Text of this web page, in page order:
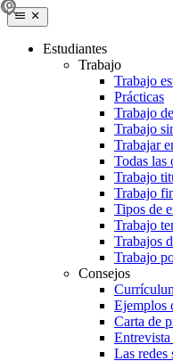
Estudiantes
Trabajo
Trabajo
Prácticas
Trabajo
Trabajo
Trabajar
Todas las
Trabajo
Trabajo
Tipos de
Trabajo
Trabajos
Trabajo
Consejos
Ejemplos
Carta de
Las redes